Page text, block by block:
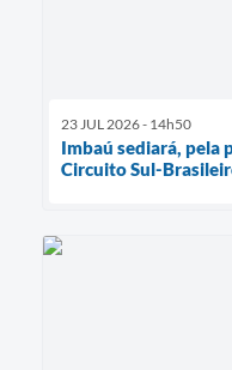
23 JUL 2026 - 14h50
Imbaú sediará, pela
Circuito Sul-